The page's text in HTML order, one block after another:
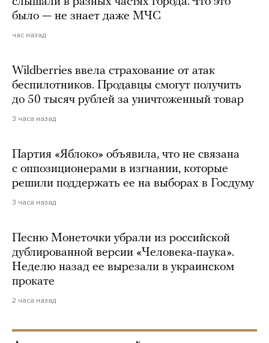
было — не знает даже МЧС
час назад
Wildberries ввела страхование от атак
беспилотников. Продавцы смогут получить
до 50 тысяч рублей за уничтоженный товар
3 часа назад
Партия «Яблоко» объявила, что не связана
с оппозиционерами в изгнании, которые
решили поддержать ее на выборах в Госдуму
3 часа назад
Песню Монеточки убрали из российской
дублированной версии «Человека-паука».
Неделю назад ее вырезали в украинском
прокате
2 часа назад